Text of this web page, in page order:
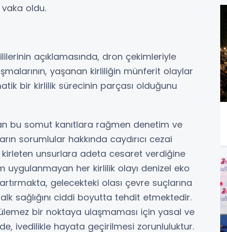
vaka oldu.
açıklamasında, dron çekimleriyle
yaşanan kirliliğin münferit olaylar
bir kirlilik sürecinin parçası olduğunu
bu somut kanıtlara rağmen denetim ve
sorumlular hakkında caydırıcı cezai
unsurlara adeta cesaret verdiğine
uygulanmayan her kirlilik olayı denizel eko
gelecekteki olası çevre suçlarına
sağlığını ciddi boyutta tehdit etmektedir.
bir noktaya ulaşmaması için yasal ve
ivedilikle hayata geçirilmesi zorunluluktur.